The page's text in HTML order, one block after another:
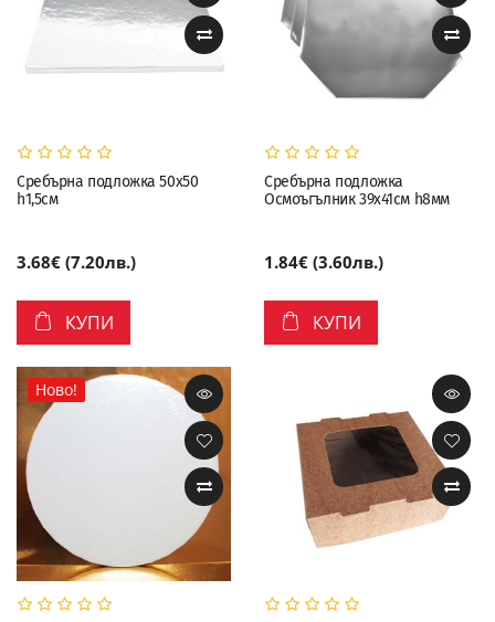
Сребърна подложка 50х50
h1,5см
3.68€ (7.20лв.)
КУПИ
Сребърна подложка
Осмоъгълник 39х41см h8мм
1.84€ (3.60лв.)
КУПИ
Ново!